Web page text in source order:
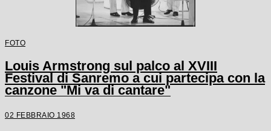
FOTO
Louis Armstrong sul palco al XVIII
Festival di Sanremo a cui partecipa con la
canzone "Mi va di cantare"
02 FEBBRAIO 1968